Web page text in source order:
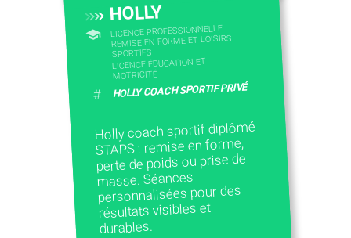
HOLLY
LICENCE PROFESSIONNELLE
REMISE EN FORME ET LOISIRS
SPORTIFS
LICENCE ÉDUCATION ET
MOTRICITÉ
# HOLLY COACH SPORTIF PRIVÉ
Holly coach sportif diplômé
STAPS : remise en forme,
perte de poids ou prise de
masse. Séances
personnalisées pour des
résultats visibles et
durables.